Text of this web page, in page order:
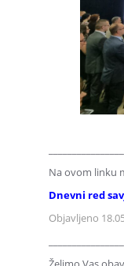
Na ovom linku
Dnevni red
Objavljeno